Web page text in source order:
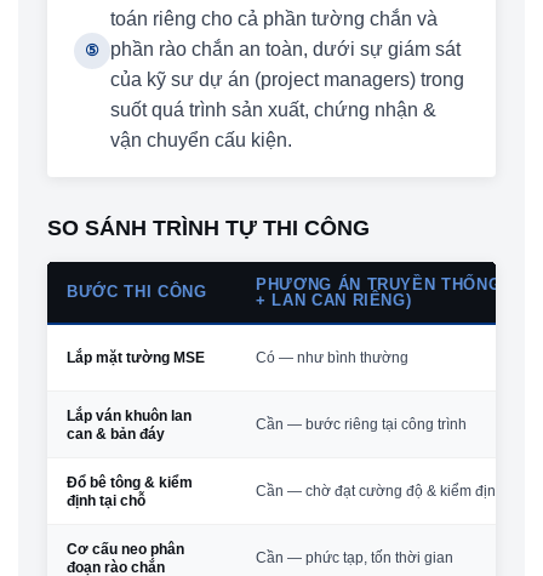
⑤
toán riêng cho cả phần tường chắn và
phần rào chắn an toàn, dưới sự giám sát
của kỹ sư dự án (project managers) trong
suốt quá trình sản xuất, chứng nhận &
vận chuyển cấu kiện.
SO SÁNH TRÌNH TỰ THI CÔNG
BƯỚC THI CÔNG
PHƯƠNG ÁN TRUYỀN THỐNG
+ LAN CAN RIÊNG)
Lắp mặt tường MSE Có — như bình thường
Lắp ván khuôn lan
can & bản đáy
Cần — bước riêng tại công trình
Đổ bê tông & kiểm
định tại chỗ
Cần — chờ đạt cường độ & kiểm định
Cơ cấu neo phân
đoạn rào chắn
Cần — phức tạp, tốn thời gian